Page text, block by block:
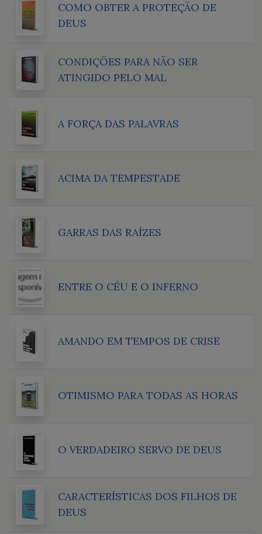
COMO OBTER A PROTEÇÃO DE
DEUS
CONDIÇÕES PARA NÃO SER
ATINGIDO PELO MAL
A FORÇA DAS PALAVRAS
ACIMA DA TEMPESTADE
GARRAS DAS RAÍZES
ENTRE O CÉU E O INFERNO
AMANDO EM TEMPOS DE CRISE
OTIMISMO PARA TODAS AS HORAS
O VERDADEIRO SERVO DE DEUS
CARACTERÍSTICAS DOS FILHOS DE
DEUS